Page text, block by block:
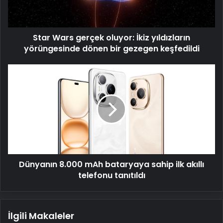
yörüngesinde
dönen
bir
gezegen
keşfedildi
Star Wars gerçek oluyor: İkiz yıldızların
yörüngesinde dönen bir gezegen keşfedildi
tanıtıldı
Dünyanın 8.000 mAh bataryaya sahip ilk akıllı
telefonu tanıtıldı
İlgili Makaleler